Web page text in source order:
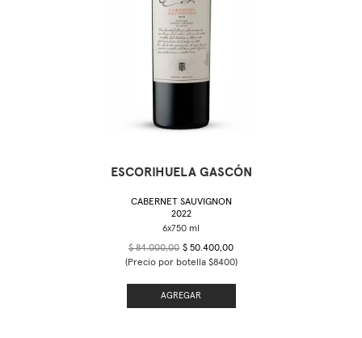
ESCORIHUELA GASCÓN
CABERNET SAUVIGNON
2022
$ 84.000,00 $ 50.400,00
(Precio por botella $8400)
AGREGAR